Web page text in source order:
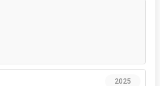
2025